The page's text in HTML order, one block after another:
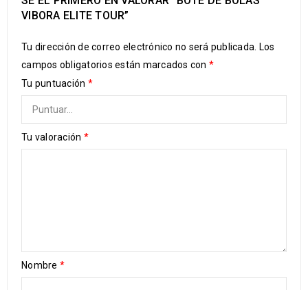
VIBORA ELITE TOUR”
Tu dirección de correo electrónico no será publicada.
Los
campos obligatorios están marcados con *
Tu puntuación *
Tu valoración *
Nombre *